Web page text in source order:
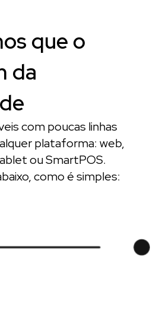
que o
da
com poucas linhas
plataforma: web,
ou SmartPOS.
como é simples: